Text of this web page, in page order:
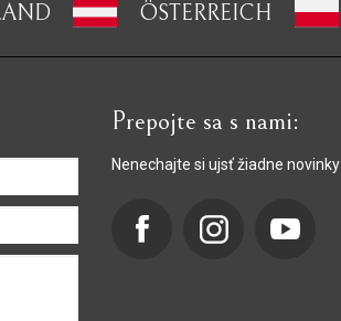
ÖSTERREICH
Prepojte sa s nami:
Nenechajte si ujsť žiadne novinky